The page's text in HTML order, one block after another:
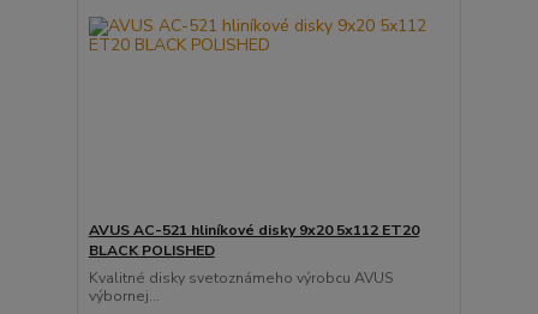
AVUS AC-521 hliníkové disky 9x20 5x112 ET20
BLACK POLISHED
Kvalitné disky svetoznámeho výrobcu AVUS
výbornej...